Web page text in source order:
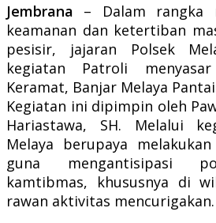
Jembrana – Dalam rangka
keamanan dan ketertiban
pesisir, jajaran Polsek
kegiatan Patroli
Keramat, Banjar Melaya
Kegiatan ini dipimpin oleh
Hariastawa, SH. Melalui
Melaya berupaya
guna mengantisipasi
kamtibmas, khususnya di
rawan aktivitas mencurigakan.